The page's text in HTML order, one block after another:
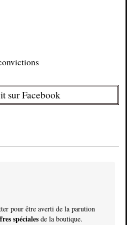
sur Facebook
pour être averti de la parution
spéciales de la boutique.